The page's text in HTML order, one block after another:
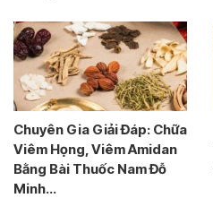
Chuyên Gia Giải Đáp: Chữa
Viêm Họng, Viêm Amidan
Bằng Bài Thuốc Nam Đỗ
Minh...